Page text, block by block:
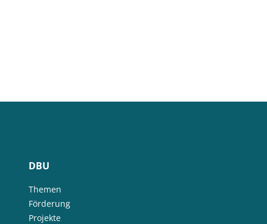
DBU
Themen
Förderung
Projekte